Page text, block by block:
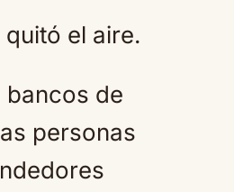
el aire.
bancos de
personas